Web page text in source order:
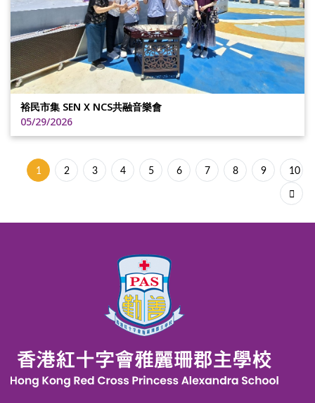
裕民市集 SEN X NCS共融音樂會
05/29/2026
1 2 3 4 5 6 7 8 9 10